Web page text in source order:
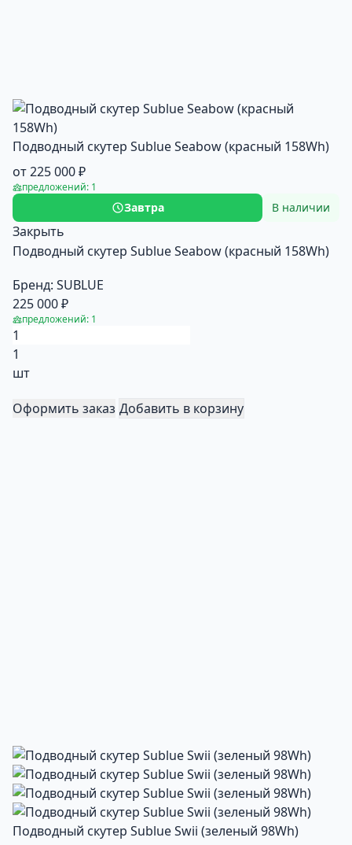
Подводный cкутер Sublue Seabow (красный 158Wh)
от 225 000 ₽
предложений: 1
Завтра В наличии
Закрыть
Подводный cкутер Sublue Seabow (красный 158Wh)
Бренд: SUBLUE
225 000 ₽
предложений: 1
1
шт
Оформить заказ Добавить в корзину
Подводный скутер Sublue Swii (зеленый 98Wh)